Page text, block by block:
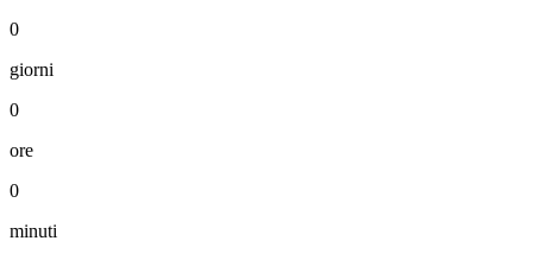
0
giorni
0
ore
0
minuti